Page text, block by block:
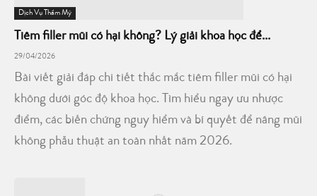
Dịch Vụ Thẩm Mỹ
Tiêm filler mũi có hại không? Lý giải khoa học để...
29/04/2026
Bài viết giải đáp chi tiết thắc mắc tiêm filler mũi có hại
không dưới góc độ khoa học. Tìm hiểu ngay ưu nhược
điểm, các biến chứng nguy hiểm và bí quyết để nâng mũi
không phẫu thuật an toàn nhất năm 2026.